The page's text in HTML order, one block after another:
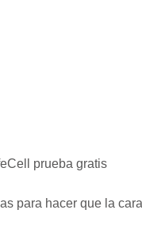
prueba gratis
para hacer que la